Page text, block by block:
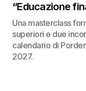
“Educazione
Una masterclass
superiori e due
calendario di
2027.